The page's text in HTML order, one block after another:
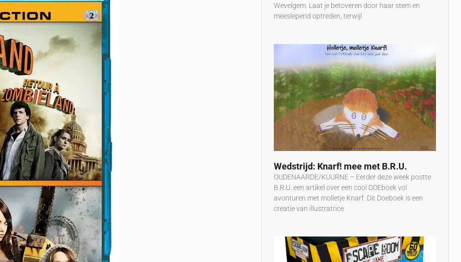
Wevelgem. Laat je betoveren door haar stem en
meeslepend optreden, terwijl
Wedstrijd: Knarf! mee met B.R.U.
OUDENAARDE/KUURNE – Eerder deze week postte
B.R.U. een artikel over een cool DOEboek vol
avonturen met molletje Knarf. Dit Doeboek is een
creatie van illustratrice